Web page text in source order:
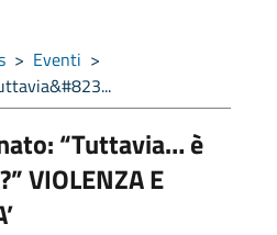
> Eventi >
“Tuttavia… è
VIOLENZA E